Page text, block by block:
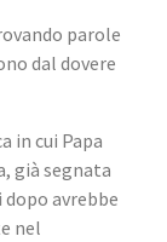
parole
dal dovere
in cui Papa
già segnata
avrebbe
nel